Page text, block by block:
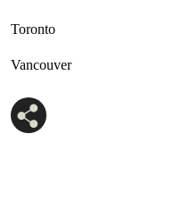
Toronto
Vancouver